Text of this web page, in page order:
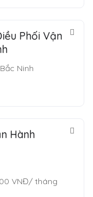
Phối Vận
Bắc Ninh
Hành
VNĐ/ tháng